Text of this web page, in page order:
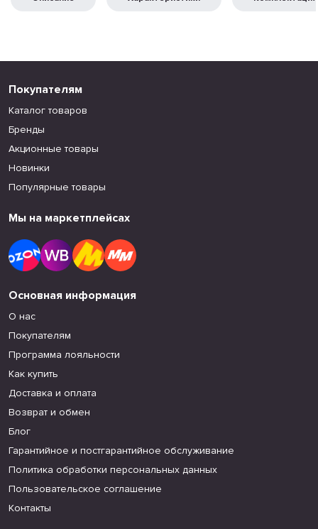
Покупателям
Каталог товаров
Бренды
Акционные товары
Новинки
Популярные товары
Мы на маркетплейсах
Основная информация
О нас
Покупателям
Программа лояльности
Как купить
Доставка и оплата
Возврат и обмен
Блог
Гарантийное и постгарантийное обслуживание
Политика обработки персональных данных
Пользовательское соглашение
Контакты